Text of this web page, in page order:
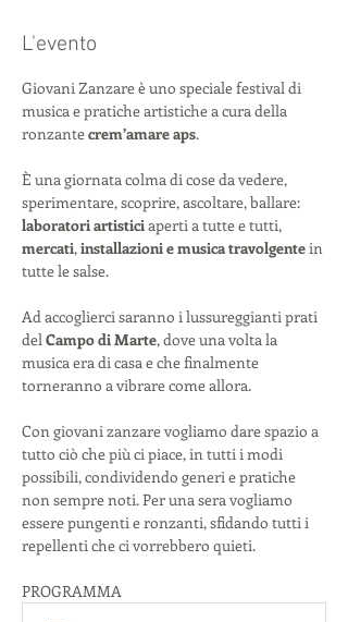
L'evento
Giovani Zanzare è uno speciale festival di
musica e pratiche artistiche a cura della
ronzante crem’amare aps.
È una giornata colma di cose da vedere,
sperimentare, scoprire, ascoltare, ballare:
laboratori artistici aperti a tutte e tutti,
mercati, installazioni e musica travolgente in
tutte le salse.
Ad accoglierci saranno i lussureggianti prati
del Campo di Marte, dove una volta la
musica era di casa e che finalmente
torneranno a vibrare come allora.
Con giovani zanzare vogliamo dare spazio a
tutto ciò che più ci piace, in tutti i modi
possibili, condividendo generi e pratiche
non sempre noti. Per una sera vogliamo
essere pungenti e ronzanti, sfidando tutti i
repellenti che ci vorrebbero quieti.
PROGRAMMA